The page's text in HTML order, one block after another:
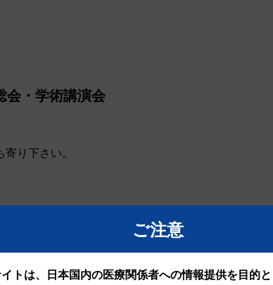
会・学術講演会
り下さい。
用透明気管モデル
ご注意
トは、日本国内の医療関係者への情報提供を目的と